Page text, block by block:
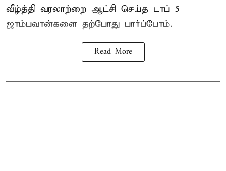
வீழ்த்தி வரலாற்றை ஆட்சி செய்த டாப் 5
ஜாம்பவான்களை தற்போது பார்ப்போம்.
Read More